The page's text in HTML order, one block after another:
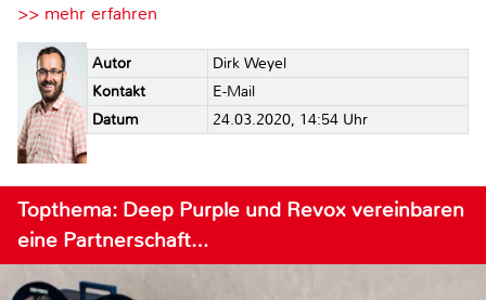
>> mehr erfahren
Autor
Dirk Weyel
Kontakt
E-Mail
Datum
24.03.2020, 14:54 Uhr
Topthema: Deep Purple und Revox vereinbaren
eine Partnerschaft…